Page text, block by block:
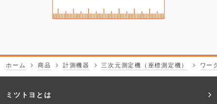
ホーム 商品 計測機器 三次元測定機（座標測定機） ワー
フ
ミツトヨとは